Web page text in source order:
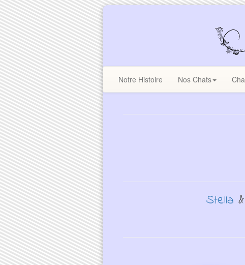
Notre Histoire Nos Chats
Stella &